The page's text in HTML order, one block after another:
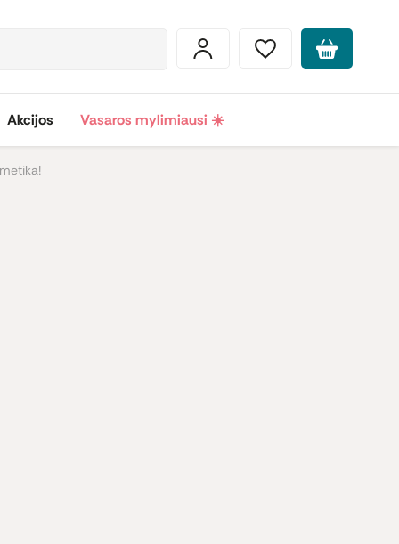
Akcijos Vasaros mylimiausi ☀️